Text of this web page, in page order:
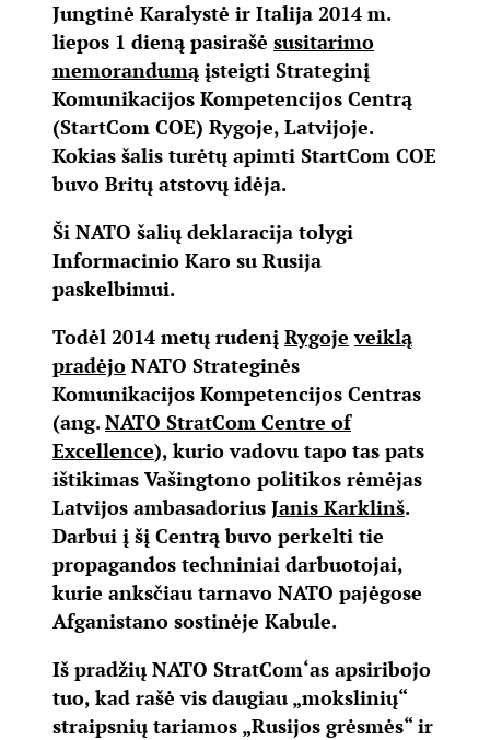
Jungtinė Karalystė ir Italija 2014 m.
liepos 1 dieną pasirašė susitarimo
memorandumą įsteigti Strateginį
Komunikacijos Kompetencijos Centrą
(StartCom COE) Rygoje, Latvijoje.
Kokias šalis turėtų apimti StartCom COE
buvo Britų atstovų idėja.
Ši NATO šalių deklaracija tolygi
Informacinio Karo su Rusija
paskelbimui.
Todėl 2014 metų rudenį Rygoje veiklą
pradėjo NATO Strateginės
Komunikacijos Kompetencijos Centras
(ang.NATO StratCom Centre of
Excellence), kurio vadovu tapo tas pats
ištikimas Vašingtono politikos rėmėjas
Latvijos ambasadorius Janis Karklinš.
Darbui į šį Centrą buvo perkelti tie
propagandos techniniai darbuotojai,
kurie anksčiau tarnavo NATO pajėgose
Afganistano sostinėje Kabule.
Iš pradžių NATO StratCom‘as apsiribojo
tuo, kad rašė vis daugiau „mokslinių“
straipsnių tariamos „Rusijos grėsmės“ ir